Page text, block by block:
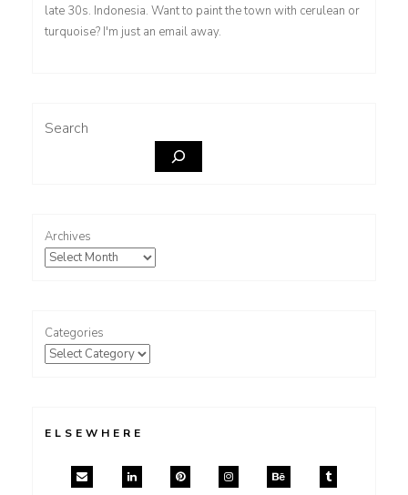
late 30s. Indonesia. Want to paint the town with cerulean or
turquoise? I'm just an email away.
Search
Archives
Categories
ELSEWHERE